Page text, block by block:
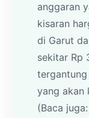
anggaran
kisaran
di Garut
sekitar Rp
yang akan
(Baca juga: